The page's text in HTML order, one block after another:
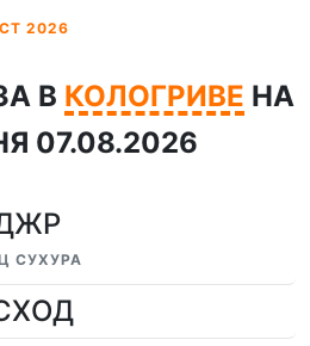
2026
В КОЛОГРИВЕ НА
07.08.2026
СУХУРА